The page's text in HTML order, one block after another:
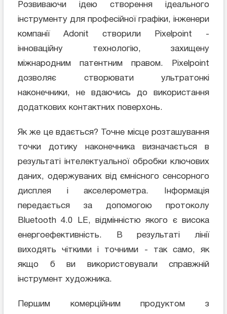
Розвиваючи ідею створення ідеального
інструменту для професійної графіки, інженери
компанії Adonit створили Pixelpoint -
інноваційну технологію, захищену
міжнародним патентним правом. Pixelpoint
дозволяє створювати ультратонкі
наконечники, не вдаючись до використання
додаткових контактних поверхонь.
Як же це вдається? Точне місце розташування
точки дотику наконечника визначається в
результаті інтелектуальної обробки ключових
даних, одержуваних від ємнісного сенсорного
дисплея і акселерометра. Інформація
передається за допомогою протоколу
Bluetooth 4.0 LE, відмінністю якого є висока
енергоефективність. В результаті лінії
виходять чіткими і точними - так само, як
якщо б ви використовували справжній
інструмент художника.
Першим комерційним продуктом з